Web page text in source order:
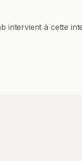
intervient à cette